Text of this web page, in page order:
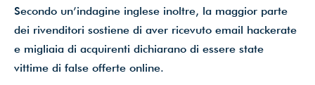
Secondo un’indagine inglese inoltre, la maggior parte
dei rivenditori sostiene di aver ricevuto email hackerate
e migliaia di acquirenti dichiarano di essere state
vittime di false offerte online.